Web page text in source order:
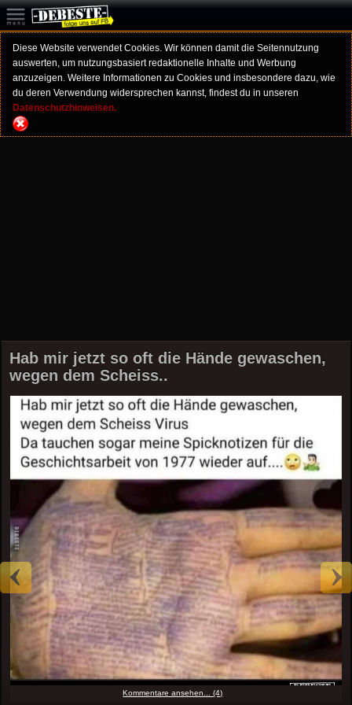
Diese Website verwendet Cookies. Wir können damit die Seitennutzung
auswerten, um nutzungsbasiert redaktionelle Inhalte und Werbung
anzuzeigen. Weitere Informationen zu Cookies und insbesondere dazu, wie
du deren Verwendung widersprechen kannst, findest du in unseren
Datenschutzhinweisen.
Hab mir jetzt so oft die Hände gewaschen,
wegen dem Scheiss..
Kommentare ansehen... (4)